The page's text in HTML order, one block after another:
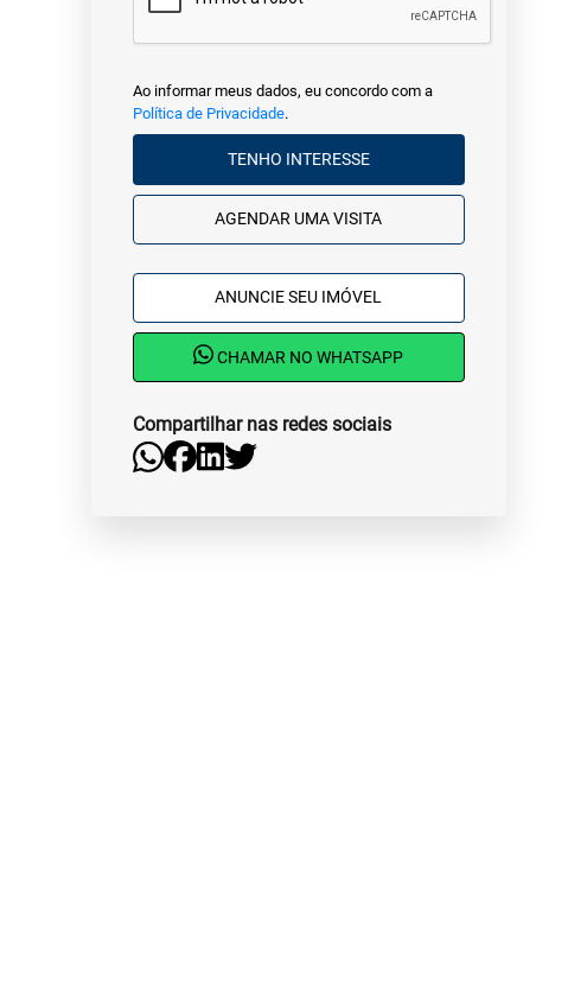
Ao informar meus dados, eu concordo com a
Política de Privacidade.
TENHO INTERESSE
AGENDAR UMA VISITA
ANUNCIE SEU IMÓVEL
CHAMAR NO WHATSAPP
Compartilhar nas redes sociais